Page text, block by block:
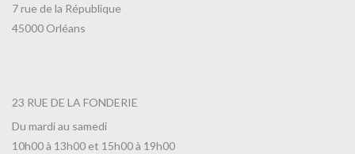
7 rue de la République
45000 Orléans
23 RUE DE LA FONDERIE
Du mardi au samedi
10h00 à 13h00 et 15h00 à 19h00